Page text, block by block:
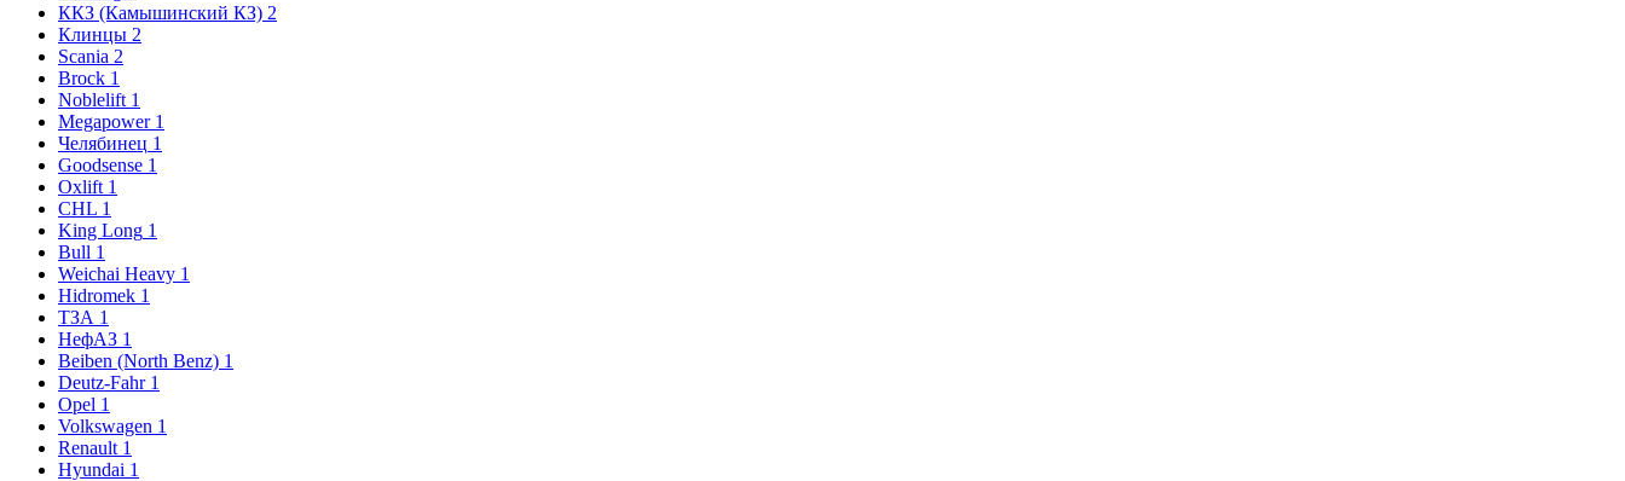
ККЗ (Камышинский КЗ) 2
Клинцы 2
Scania 2
Brock 1
Noblelift 1
Megapower 1
Челябинец 1
Goodsense 1
Oxlift 1
CHL 1
King Long 1
Bull 1
Weichai Heavy 1
Hidromek 1
ТЗА 1
НефАЗ 1
Beiben (North Benz) 1
Deutz-Fahr 1
Opel 1
Volkswagen 1
Renault 1
Hyundai 1